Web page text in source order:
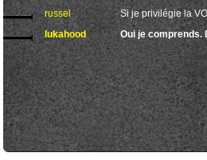
russel
Si je privilégie la
lukahood
Oui je comprends.